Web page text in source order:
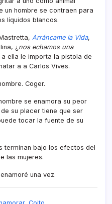
un hombre se contraen para
lí­quidos blancos.
Arráncame la Vida,
¿ nos echamos una
ella le importa la pistola de
a a Carlos Vives.
Coger.
se enamora su peor
su placer tiene que ser
tocar la fuente de su
terminan bajo los efectos del
las mujeres.
una vez.